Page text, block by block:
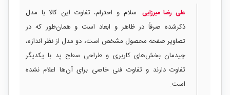
علی رضا میرزایی سلام و احترام، تفاوت این کالا با مدل
ذکرشده صرفاً در ظاهر و ابعاد است و همان‌طور که در
تصاویر صفحه محصول مشخص است، دو مدل از نظر اندازه،
چیدمان بخش‌های کاربری و طراحی سطح پد با یکدیگر
تفاوت دارند و تفاوت فنی خاصی برای آن‌ها اعلام نشده
است.